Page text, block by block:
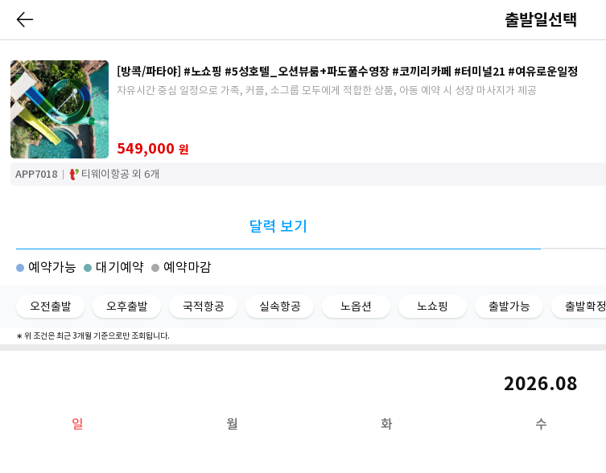
출발일선택
[방콕/파타야] #노쇼핑 #5성호텔_오션뷰룸+파도풀수영장 #코끼리카페 #터미널21 #여유로운일정
자유시간 중심 일정으로 가족, 커플, 소그룹 모두에게 적합한 상품, 아동 예약 시 성장 마사지가 제공
549,000 원
APP7018 티웨이항공 외 6개
달력 보기
예약가능 대기예약 예약마감
오전출발 오후출발 국적항공 실속항공 노옵션 노쇼핑 출발가능 출발확정
∗ 위 조건은 최근 3개월 기준으로만 조회됩니다.
2026.08
일 월 화 수